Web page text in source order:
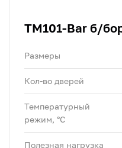
TM101-Bar б/
Размеры
Кол-во дверей
Температурный
режим, °C
Полезная нагрузка